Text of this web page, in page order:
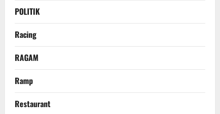
POLITIK
Racing
RAGAM
Ramp
Restaurant